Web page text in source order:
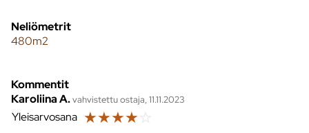
Neliömetrit
480m2
Kommentit
Karoliina A.vahvistettu ostaja, 11.11.2023
Yleisarvosana ☆☆☆☆☆